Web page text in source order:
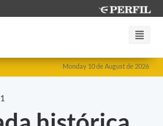
Monday 10 de August de 2026